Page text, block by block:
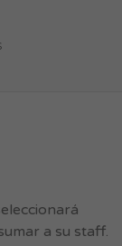
a su staff.